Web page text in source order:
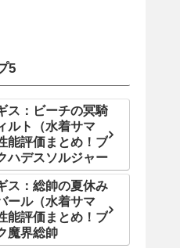
5
ス：ビーチの冥騎
ルト（水着サマ
能評価まとめ！ブ
ハデスソルジャー
ス：総帥の夏休み
ール（水着サマ
能評価まとめ！ブ
魔界総帥